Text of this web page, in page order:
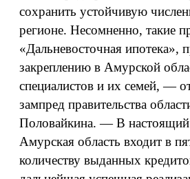
сохранить устойчивую
регионе. Несомненно, такие
«Дальневосточная ипотека»,
закреплению в Амурской
специалистов и их семей, —
зампред правительства
Половайкина. — В
Амурская область входит в
количеству выданных